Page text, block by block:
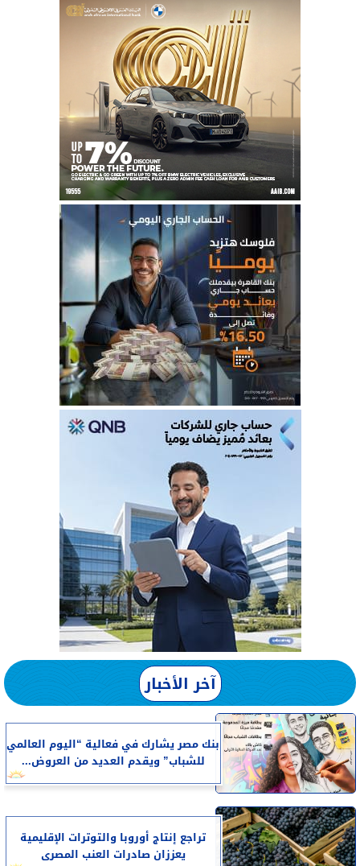
آخر الأخبار
بنك مصر يشارك في فعالية “اليوم العالمي
للشباب” ويقدم العديد من العروض...
تراجع إنتاج أوروبا والتوترات الإقليمية
يعززان صادرات العنب المصرى